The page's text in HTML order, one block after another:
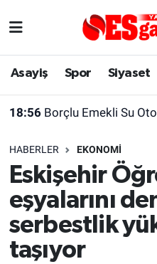
Asayiş Spor Siyaset
18:56 Borçlu Emekli Su
HABERLER EKONOMI
Eskişehir
eşyalarını
serbestlik
taşıyor
Asayiş
Gündem
Türkiye
Dünya
Yaşam
Eskişehirspor Arşivi
Eskişehir Arşivi
Röportaj
Eskişehir Nöbetçi
Süper Lig Puan
Tüm Manşetler
Son Dakika Haberleri